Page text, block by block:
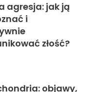
agresja: jak ją
i
złość?
objawy,